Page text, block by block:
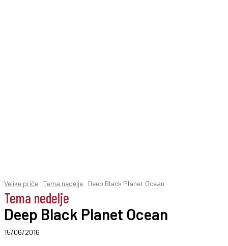
Velike priče Tema nedelje Deep Black Planet Ocean
Tema nedelje
Deep Black Planet Ocean
15/06/2016